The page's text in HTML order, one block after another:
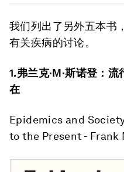
我们列出了另外五本书
有关疾病的讨论。
1.弗兰克·M·斯诺登：流
在
Epidemics and
to the Present - Frank